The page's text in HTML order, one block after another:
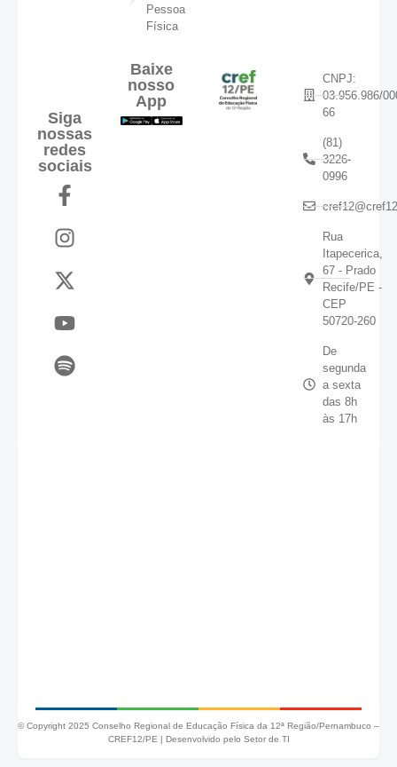
Pessoa
Física
Siga
nossas
redes
sociais
Baixe
nosso
App
CNPJ:
03.956.986/
66
(81)
3226-
0996
Rua
Itapecerica,
67 - Prado
Recife/PE -
CEP
50720-260
De
segunda
a sexta
das 8h
às 17h
© Copyright 2025 Conselho Regional de Educação Física da 12ª Região/Pernambuco –
CREF12/PE | Desenvolvido pelo Setor de TI